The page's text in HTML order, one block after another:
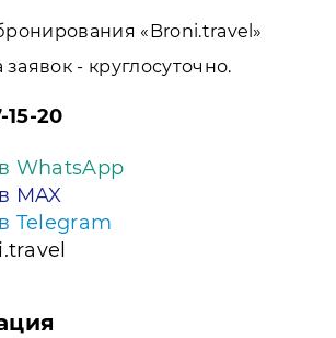
«Broni.travel»
- круглосуточно.
15-20
WhatsApp
MAX
Telegram